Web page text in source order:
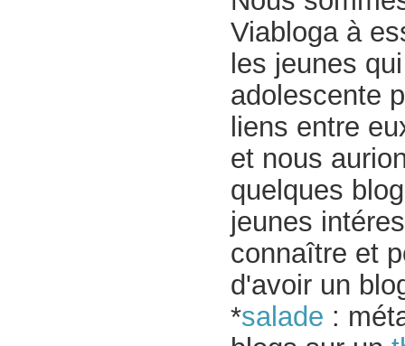
Viabloga à
les jeunes
adolescente
liens entre
et nous
quelques
jeunes
connaître et
d'avoir un
*salade :